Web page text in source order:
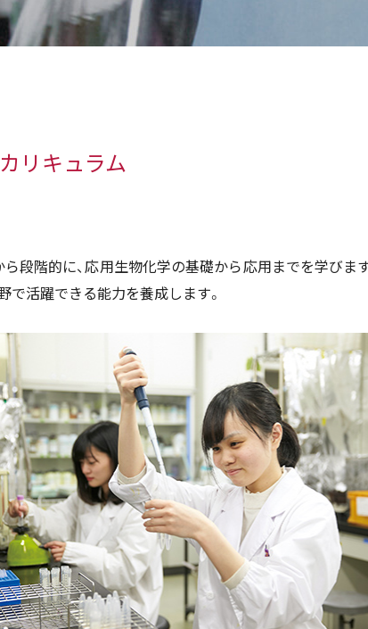
カリキュラム
ら段階的に、応用生物化学の基礎から応用までを学び
で活躍できる能力を養成します。